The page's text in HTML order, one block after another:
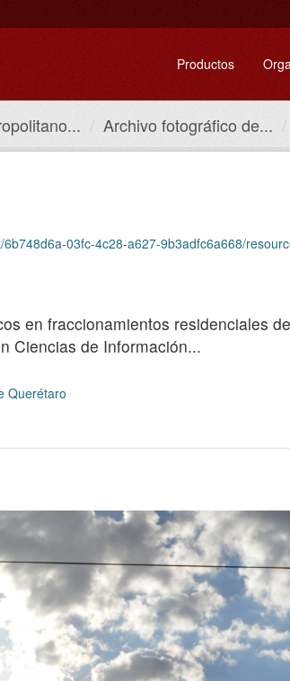
Productos
Archivo fotográfico de...
03fc-4c28-a627-9b3adfc6a668/
en fraccionamientos residenciales
Ciencias de Información...
Querétaro